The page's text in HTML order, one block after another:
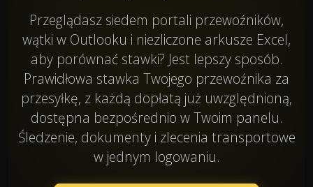
Przeglądasz siedem portali przewoźników,
wątki w Outlooku i niezliczone arkusze Excel,
aby porównać stawki? Jest lepszy sposób.
Prawidłowa stawka Twojego przewoźnika za
przesyłkę, z każdą dopłatą już uwzględnioną,
dostępna bezpośrednio w Twoim panelu.
Śledzenie, dokumenty i zlecenia transportowe
w jednym logowaniu.